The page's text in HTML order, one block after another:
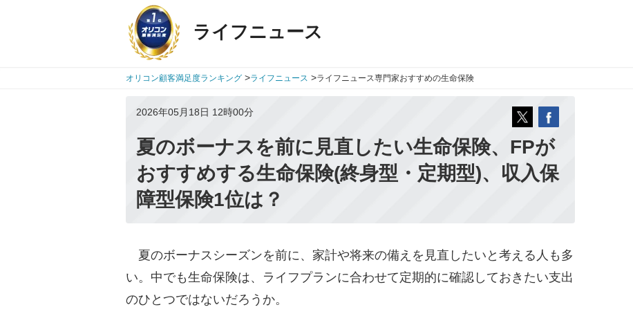
ライフニュース
オリコン顧客満足度ランキング >ライフニュース >ライフニュース専門家おすすめの生命保険
2026年05月18日 12時00分
夏のボーナスを前に見直したい生命保険、FPが
おすすめする生命保険(終身型・定期型)、収入保
障型保険1位は？
夏のボーナスシーズンを前に、家計や将来の備えを見直したいと考える人も多
い。中でも生命保険は、ライフプランに合わせて定期的に確認しておきたい支出
のひとつではないだろうか。